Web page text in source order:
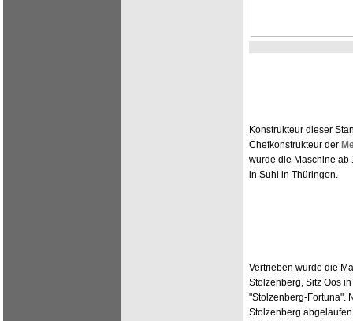
Konstrukteur dieser
Chefkonstrukteur der
wurde die Maschine ab
in Suhl in Thüringen.
Vertrieben wurde die
Stolzenberg, Sitz Oos
"Stolzenberg-Fortuna".
Stolzenberg